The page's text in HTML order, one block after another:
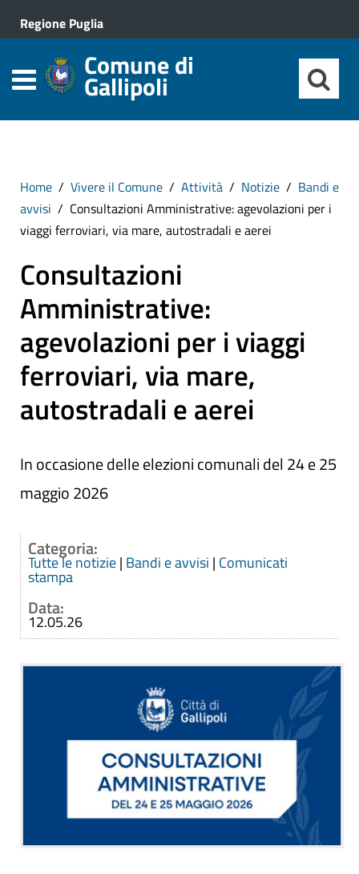
Regione Puglia
Comune di
Gallipoli
Home Vivere il Comune Attività Notizie
Bandi e
avvisi
Consultazioni Amministrative: agevolazioni per i
viaggi ferroviari, via mare, autostradali e aerei
Consultazioni
Amministrative:
agevolazioni per i viaggi
ferroviari, via mare,
autostradali e aerei
In occasione delle elezioni comunali del 24 e 25
maggio 2026
Categoria:
Tutte le notizie| Bandi e avvisi | Comunicati
stampa
Data:
12.05.26